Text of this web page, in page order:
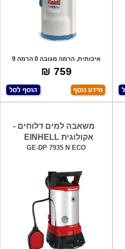
איכותית, הרמה מגובה 0 הרמה 9
מטר ללא מצו
759 ₪
משאבה למים דלוחים -
אקולוגית EINHELL
GE-DP 7935 N ECO